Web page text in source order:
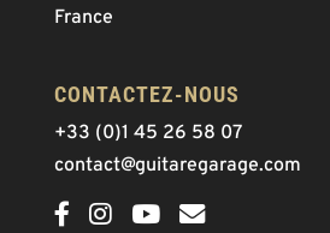
France
CONTACTEZ-NOUS
+33 (0)1 45 26 58 07
contact@guitaregarage.com